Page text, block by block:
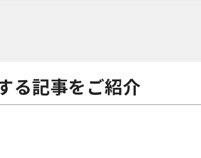
る記事をご紹介